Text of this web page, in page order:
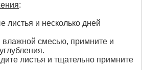
:
листья и несколько дней
влажной смесью, примните и
листья и тщательно примните